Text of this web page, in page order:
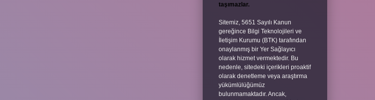
taşımazlar.
Sitemiz, 5651 Sayılı Kanun
gereğince Bilgi Teknolojileri ve
İletişim Kurumu (BTK) tarafından
onaylanmış bir Yer Sağlayıcı
olarak hizmet vermektedir. Bu
nedenle, sitedeki içerikleri proaktif
olarak denetleme veya araştırma
yükümlülüğümüz
bulunmamaktadır. Ancak,